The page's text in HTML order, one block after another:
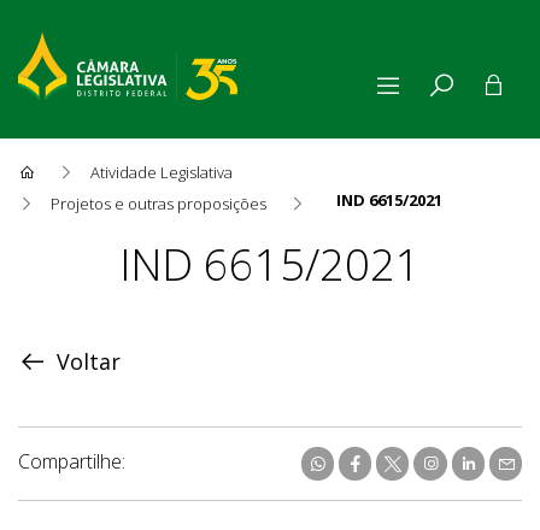
Atividade Legislativa
Projetos e outras proposições
IND 6615/2021
ProposiçãoIND 6615/2021
Voltar
Compartilhe: